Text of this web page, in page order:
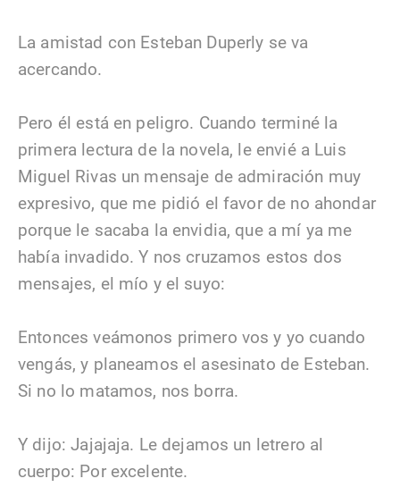
La amistad con Esteban Duperly se va
acercando.
Pero él está en peligro. Cuando terminé la
primera lectura de la novela, le envié a Luis
Miguel Rivas un mensaje de admiración muy
expresivo, que me pidió el favor de no ahondar
porque le sacaba la envidia, que a mí ya me
había invadido. Y nos cruzamos estos dos
mensajes, el mío y el suyo:
Entonces veámonos primero vos y yo cuando
vengás, y planeamos el asesinato de Esteban.
Si no lo matamos, nos borra.
Y dijo: Jajajaja. Le dejamos un letrero al
cuerpo: Por excelente.